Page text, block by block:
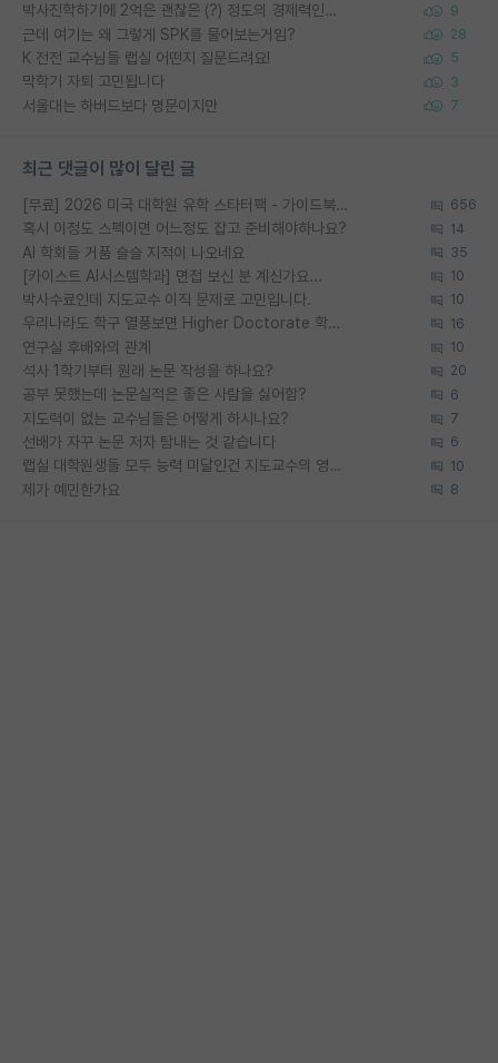
박사진학하기에 2억은 괜찮은 (?) 정도의 경제력인가요 9
근데 여기는 왜 그렇게 SPK를 물어보는거임? 28
K 전전 교수님들 랩실 어떤지 질문드려요! 5
막학기 자퇴 고민됩니다 3
서울대는 하버드보다 명문이지만 7
최근 댓글이 많이 달린 글
[무료] 2026 미국 대학원 유학 스타터팩 - 가이드북 & 합격자 컨택메일 템플릿 656
혹시 이정도 스펙이면 어느정도 잡고 준비해야하나요? 14
AI 학회들 거품 슬슬 지적이 나오네요 35
[카이스트 AI시스템학과] 면접 보신 분 계신가요... 10
박사수료인데 지도교수 이직 문제로 고민입니다. 10
우리나라도 학구 열풍보면 Higher Doctorate 학위가 필요하다고 봅니다. 16
연구실 후배와의 관계 10
석사 1학기부터 원래 논문 작성을 하나요? 20
공부 못했는데 논문실적은 좋은 사람을 싫어함? 6
지도력이 없는 교수님들은 어떻게 하시나요? 7
선배가 자꾸 논문 저자 탐내는 것 같습니다 6
랩실 대학원생들 모두 능력 미달인건 지도교수의 영향 아닌가? 10
제가 예민한가요 8